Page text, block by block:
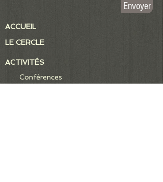
Envoyer
ACCUEIL
LE CERCLE
ACTIVITÉS
Conférences